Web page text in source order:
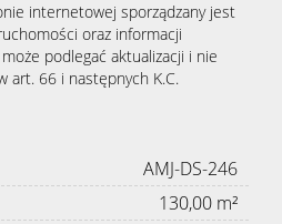
internetowej sporządzany jest
oraz informacji
podlegać aktualizacji i nie
art. 66 i następnych K.C.
AMJ-DS-246
130,00 m²